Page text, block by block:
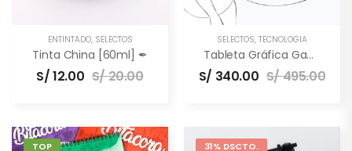
ENTINTADO, SELECTOS
Tinta China [60ml] ✒
S/12.00 S/20.00
SELECTOS, TECNOLOGÍA
Tableta Gráfica Gaomon M10K PRO [10×6.5″] –
S/ 340.00 S/495.00
TOP
31% DSCTO.